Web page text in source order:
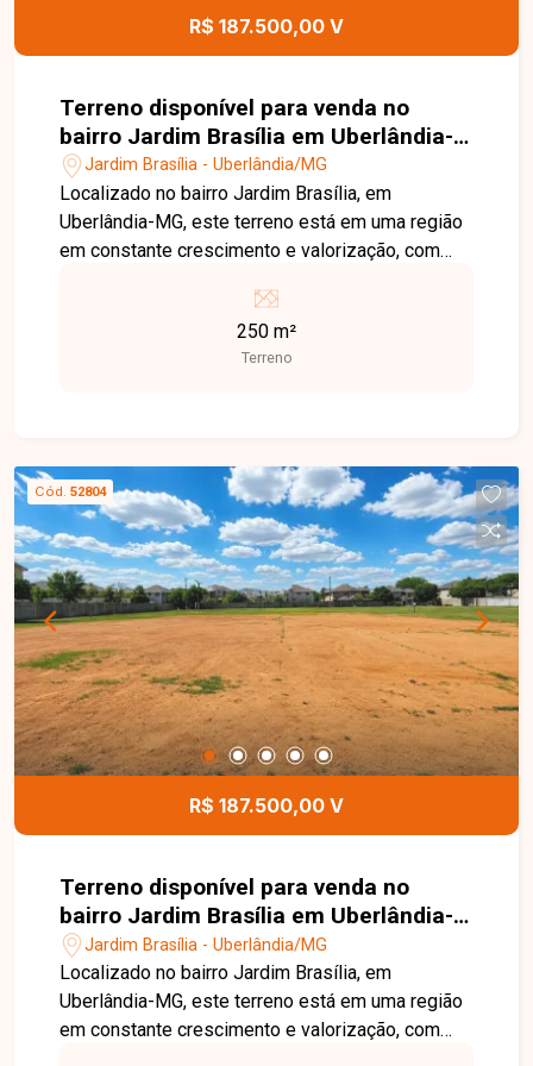
R$ 187.500,00 V
Terreno disponível para venda no
bairro Jardim Brasília em Uberlândia-
MGJardim Brasília - Uberlândia/MG
Localizado no bairro Jardim Brasília, em
Uberlândia-MG, este terreno está em uma região
em constante crescimento e valorização, com
próximo a supermercados, escolas, farmácias,
comércios e diversos serviços, proporcionando
praticidade e excelente potencial de
construção de uma residência ou
empreendimento, oferecendo ótimo
aproveitamento do espaço em uma localização
privilegiada. Esta é uma excelente oportunidade
para adquirir um terreno no bairro Jardim Brasília,
seja para construir ou investir. Agende uma visita
e venha conhecer todos os detalhes deste
imóvel.
250 m²
Terreno
Cód. 52804
R$ 187.500,00 V
Terreno disponível para venda no
bairro Jardim Brasília em Uberlândia-
MGJardim Brasília - Uberlândia/MG
Localizado no bairro Jardim Brasília, em
Uberlândia-MG, este terreno está em uma região
em constante crescimento e valorização, com